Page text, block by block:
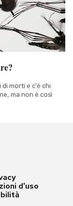
morti e c'è chi
ma non è così
d'uso